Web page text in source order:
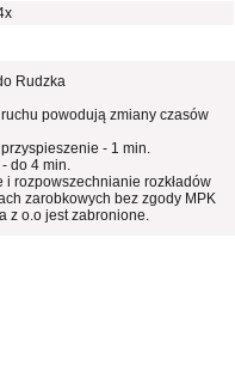
Rudzka
ruchu powodują zmiany czasów
- 1 min.
do 4 min.
i rozpowszechnianie rozkładów
zarobkowych bez zgody MPK
z o.o jest zabronione.